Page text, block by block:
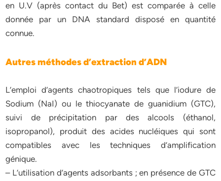
en U.V (après contact du Bet) est comparée à celle
donnée par un DNA standard disposé en quantité
connue.
Autres méthodes d’extraction d’ADN
L’emploi d’agents chaotropiques tels que l’iodure de
Sodium (NaI) ou le thiocyanate de guanidium (GTC),
suivi de précipitation par des alcools (éthanol,
isopropanol), produit des acides nucléiques qui sont
compatibles avec les techniques d’amplification
génique.
– L’utilisation d’agents adsorbants ; en présence de GTC